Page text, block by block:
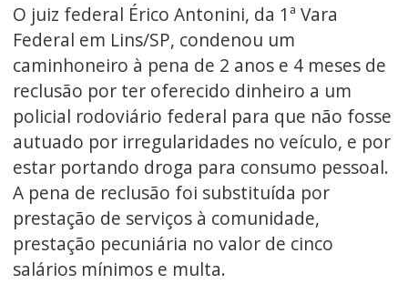
O juiz federal Érico Antonini, da 1ª Vara
Federal em Lins/SP, condenou um
caminhoneiro à pena de 2 anos e 4 meses de
reclusão por ter oferecido dinheiro a um
policial rodoviário federal para que não fosse
autuado por irregularidades no veículo, e por
estar portando droga para consumo pessoal.
A pena de reclusão foi substituída por
prestação de serviços à comunidade,
prestação pecuniária no valor de cinco
salários mínimos e multa.